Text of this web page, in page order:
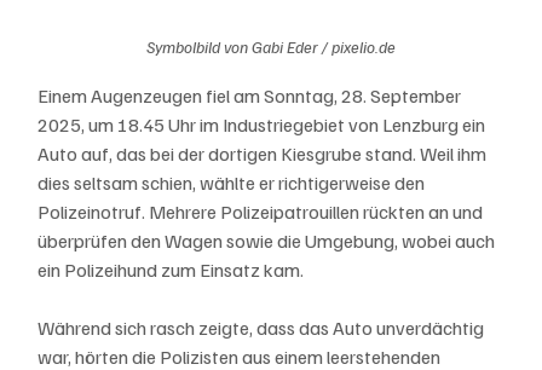
Symbolbild von Gabi Eder / pixelio.de
Einem Augenzeugen fiel am Sonntag, 28. September
2025, um 18.45 Uhr im Industriegebiet von Lenzburg ein
Auto auf, das bei der dortigen Kiesgrube stand. Weil ihm
dies seltsam schien, wählte er richtigerweise den
Polizeinotruf. Mehrere Polizeipatrouillen rückten an und
überprüfen den Wagen sowie die Umgebung, wobei auch
ein Polizeihund zum Einsatz kam.
Während sich rasch zeigte, dass das Auto unverdächtig
war, hörten die Polizisten aus einem leerstehenden